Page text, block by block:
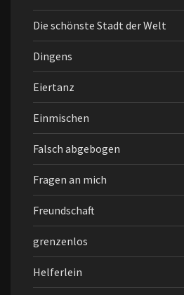
Die schönste Stadt der Welt
Dingens
Eiertanz
Einmischen
Falsch abgebogen
Fragen an mich
Freundschaft
grenzenlos
Helferlein